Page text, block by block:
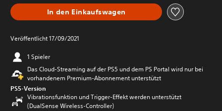
In den Einkaufswagen
Veröffentlicht 17/09/2021
1 Spieler
Das Cloud-Streaming auf der PS5 und dem PS Portal wird nur bei
vorhandenem Premium-Abonnement unterstützt
PS5-Version
Vibrationsfunktion und Trigger-Effekt werden unterstützt
(DualSense Wireless-Controller)